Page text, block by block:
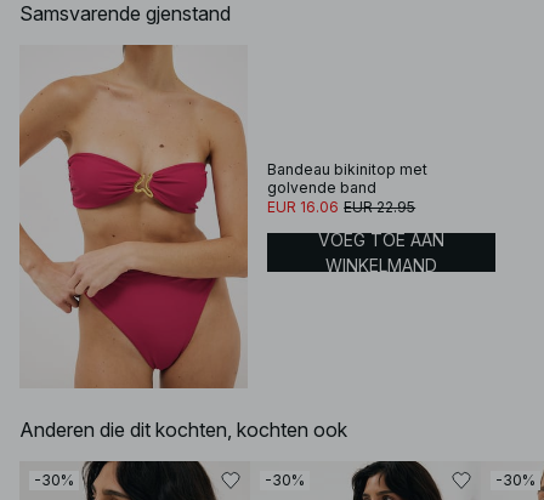
Samsvarende gjenstand
Bandeau bikinitop met
golvende band
EUR 16.06 EUR 22.95
VOEG TOE AAN
WINKELMAND
Anderen die dit kochten, kochten ook
-30% -30% -30%